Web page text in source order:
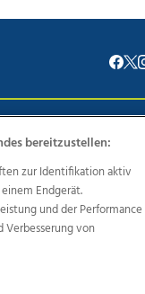
Politische Werbung
Promenaden Galerien
bereitzustellen:
zur Identifikation aktiv
Endgerät.
und der Performance
von